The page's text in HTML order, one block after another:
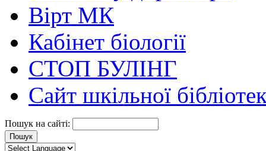
Вірт МК
Кабінет біології
СТОП БУЛІНГ
Сайт шкільної
Пошук на сайті: